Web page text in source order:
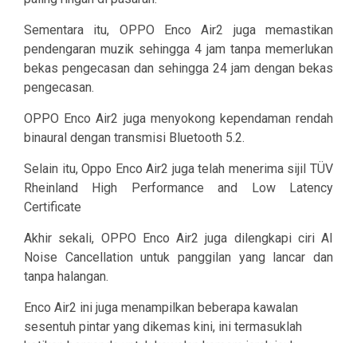
Sementara itu, OPPO Enco Air2 juga memastikan
pendengaran muzik sehingga 4 jam tanpa memerlukan
bekas pengecasan dan sehingga 24 jam dengan bekas
pengecasan.
OPPO Enco Air2 juga menyokong kependaman rendah
binaural dengan transmisi Bluetooth 5.2.
Selain itu, Oppo Enco Air2 juga telah menerima sijil TÜV
Rheinland High Performance and Low Latency
Certificate
Akhir sekali, OPPO Enco Air2 juga dilengkapi ciri AI
Noise Cancellationuntuk panggilan yang lancar dan
tanpa halangan.
Enco Air2 ini juga menampilkan beberapa kawalan
sesentuh pintar yang dikemas kini, ini termasuklah